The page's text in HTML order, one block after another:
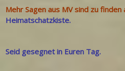
Mehr Sagen aus MV sind zu
Heimatschatzkiste.
Seid gesegnet in Euren Tag.